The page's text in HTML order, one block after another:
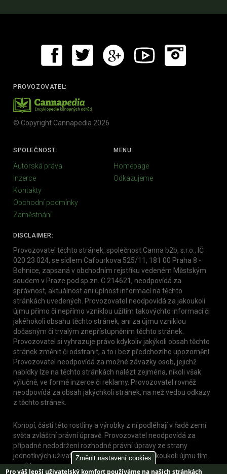
Změnit nastavení cookies
Pro váš lepší uživatelský komfort používáme na našich stránkách
PROVOZOVATEL:
© Copyright Cannapedia 2026
SPOLEČNOST:
Autorská práva
Inzerce
Kontakty
Obchodní podmínky
Zaměstnání
MENU:
Homepage
Odkazujeme
DISCLAIMER:
Provozovatel těchto stránek, společnost Canna b2b, s.r.o., IČ
020 23 024, se sídlem Cafourkova 525/11, 181 00 Praha 8 -
Bohnice, zapsaná v obchodním rejstříku vedeném Městským
soudem v Praze pod sp.zn. C 214621, neodpovídá za
správnost, aktuálnost ani úplnost informací na těchto
stránkách uvedených. Provozovatel neodpovídá za jakoukoli
újmu přímo či nepřímo vzniklou užitím takovýchto informací či
jakéhokoli obsahu těchto stránek, ani za újmu vzniklou
dočasným či trvalým znepřístupněním těchto stránek.
Provozovatel si vyhrazuje právo kdykoliv jakýkoli obsah těchto
stránek změnit či odstranit, a to i bez předchozího upozornění.
Provozovatel neodpovídá za možné závazky osob, jejichž
nabídky lze na těchto stránkách nalézt zejména, nikoli však
výlučně, ve formě inzerce či reklamy. Provozovatel rovněž
neodpovídá za obsah jakýchkoli stránek, na než vedou odkazy
z těchto stránek.
Konopí, části této rostliny a výrobky z ní podléhají v řadě zemí
světa zvláštní právní úpravě. Provozovatel neodpovídá za
případné nedodržení rozhodné právní úpravy ze strany
jednotlivých uživatelů těchto stránek, nebo jakoukoli újmu tím
vzniklou.